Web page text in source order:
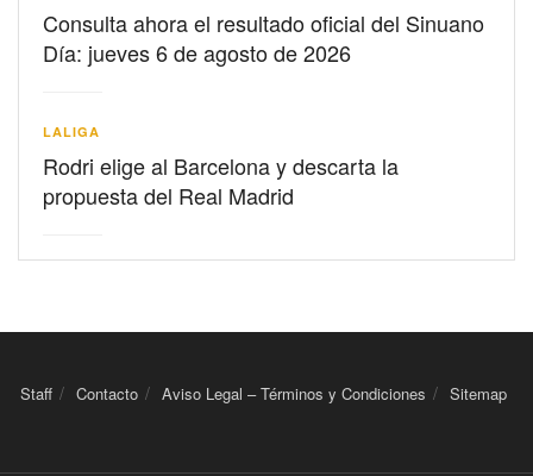
Consulta ahora el resultado oficial del Sinuano
Día: jueves 6 de agosto de 2026
LALIGA
Rodri elige al Barcelona y descarta la
propuesta del Real Madrid
Staff Contacto Aviso Legal – Términos y Condiciones Sitemap